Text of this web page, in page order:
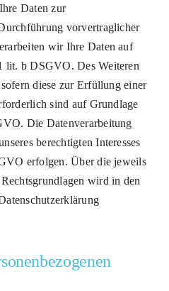
Daten zur
vorvertraglicher
wir Ihre Daten auf
lit. b DSGVO. Des Weiteren
diese zur Erfüllung einer
sind auf Grundlage
Die Datenverarbeitung
berechtigten Interesses
erfolgen. Über die jeweils
wird in den